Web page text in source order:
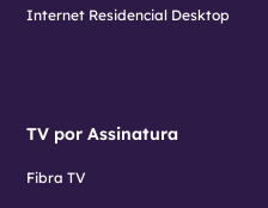
Internet Residencial Desktop
TV por Assinatura
Fibra TV